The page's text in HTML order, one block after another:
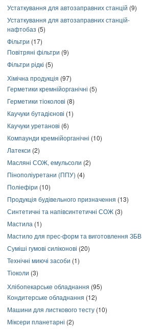
Устаткування для автозаправних станцій (9)
Устаткування для автозаправних станцій-
нафтобаз (5)
Фільтри (17)
Повітряні фільтри (9)
Фільтри рідкі (5)
Хімічна продукція (97)
Герметики кремнійорганічні (5)
Герметики тіоколові (8)
Каучуки бутадієнові (1)
Каучуки уретанові (6)
Компаунди кремнійорганічні (10)
Латекси (2)
Масляні СОЖ, емульсоли (2)
Пінополіуретани (ППУ) (4)
Поліефіри (10)
Продукція будівельного призначення (13)
Синтетичні та напівсинтетичні СОЖ (3)
Мастила (1)
Мастило для прес-форм та виготовлення ЗБВ
Суміші гумові силіконові (20)
Технічні миючі засоби (1)
Тіоколи (3)
Хлібопекарське обладнання (95)
Кондитерське обладнання (12)
Машини для листкового тесту (10)
Міксери планетарні (2)